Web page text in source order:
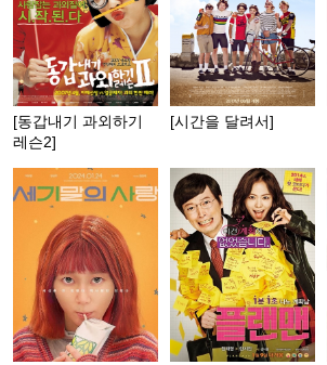
[동갑내기 과외하기
레슨2]
[시간을 달려서]